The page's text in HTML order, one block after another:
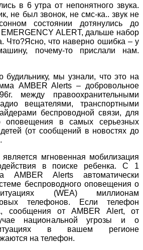
в 6 утра от непонятного звука.
не был звонок, не смс-ка.. звук не
состоянии дотянулись до
ALERT, дальше набор
Что?Ясно, что наверно ошибка – у
почему-то прислали нам.
будильнику, мы узнали, что это на
AMBER Alerts – добровольное
между правоохранительными
вещателями, транспортными
беспроводной связи, для
оповещения в самых серьезных
(от сообщений в новостях до
мгновенная мобилизация
в поиске ребенка. С 1
AMBER Alerts автоматически
беспроводного оповещения о
(WEA) миллионам
телефонов. Если телефон
сообщения от AMBER Alert, от
национальной угрозы и о
в вашем регионе
на телефон.